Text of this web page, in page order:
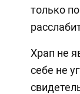
только
Храп не
себе не